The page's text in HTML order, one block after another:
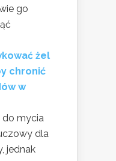
go
żel
chronić
w
do mycia
dla
jednak